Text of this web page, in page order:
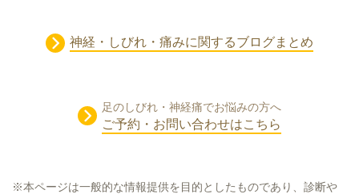
神経・しびれ・痛みに関するブログまとめ
足のしびれ・神経痛でお悩みの方へ
ご予約・お問い合わせはこちら
※本ページは一般的な情報提供を目的としたものであり、診断や